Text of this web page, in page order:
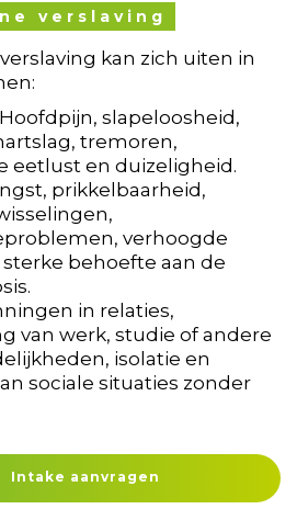
verslaving
kan zich uiten in
slapeloosheid,
tremoren,
eetlust en duizeligheid.
prikkelbaarheid,
verhoogde
behoefte aan de
in relaties,
van werk, studie of andere
isolatie en
sociale situaties zonder
Intake aanvragen